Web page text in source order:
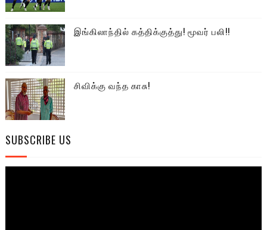
இங்கிலாந்தில் கத்திக்குத்து! மூவர் பலி!!
சிவிக்கு வந்த காசு!
SUBSCRIBE US